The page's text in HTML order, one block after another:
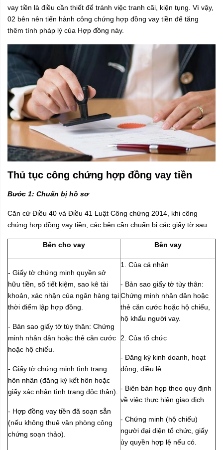
vay tiền là điều cần thiết để tránh việc tranh cãi, kiện tụng. Vì vậy,
02 bên nên tiến hành công chứng hợp đồng vay tiền để tăng
thêm tính pháp lý của Hợp đồng này.
Thủ tục công chứng hợp đồng vay tiền
Bước 1: Chuẩn bị hồ sơ
Căn cứ Điều 40 và Điều 41 Luật Công chứng 2014, khi công
chứng hợp đồng vay tiền, các bên cần chuẩn bị các giấy tờ sau:
Bên cho vay Bên vay
- Giấy tờ chứng minh quyền sở
hữu tiền, sổ tiết kiệm, sao kê tài
khoản, xác nhận của ngân hàng tại
thời điểm lập hợp đồng.
- Bản sao giấy tờ tùy thân: Chứng
minh nhân dân hoặc thẻ căn cước
hoặc hộ chiếu.
- Giấy tờ chứng minh tình trạng
hôn nhân (đăng ký kết hôn hoặc
giấy xác nhận tình trạng độc thân).
- Hợp đồng vay tiền đã soạn sẵn
(nếu không thuê văn phòng công
chứng soạn thảo).
1. Của cá nhân
- Bản sao giấy tờ tùy thân:
Chứng minh nhân dân hoặc
thẻ căn cước hoặc hộ chiếu,
hộ khẩu người vay.
2. Của tổ chức
- Đăng ký kinh doanh, hoạt
động, điều lệ
- Biên bản họp theo quy định
về việc thực hiện giao dịch
- Chứng minh (hộ chiếu)
người đại diện tổ chức, giấy
ủy quyền hợp lệ nếu có.